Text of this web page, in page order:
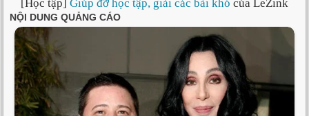
[Học tập] Giúp đỡ học tập, giải các bài khó của LeZink